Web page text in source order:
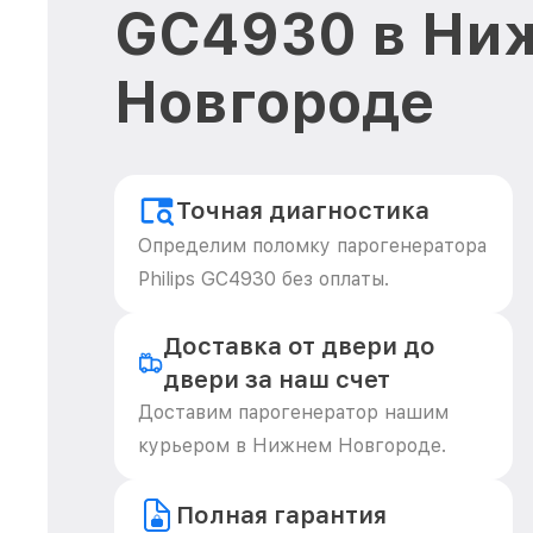
GC4930 в
Новгороде
Точная диагностика
Определим поломку парогенератора
Philips GC4930 без оплаты.
Доставка от двери до
двери за наш счет
Доставим парогенератор нашим
курьером в Нижнем Новгороде.
Полная гарантия